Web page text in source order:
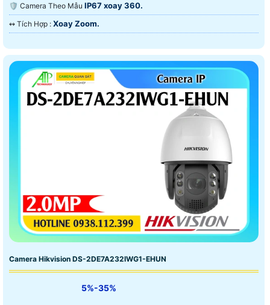
🛡 Camera Theo Mẫu IP67 xoay 360.
️↭ Tích Hợp : Xoay Zoom.
Camera Hikvision DS-2DE7A232IWG1-EHUN
5%-35%